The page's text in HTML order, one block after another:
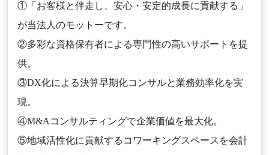
①「お客様と伴走し、安心・安定的成長に貢献する」
が当法人のモットーです。
②多彩な資格保有者による専門性の高いサポートを提
供。
③DX化による決算早期化コンサルと業務効率化を実
現。
④M&Aコンサルティングで企業価値を最大化。
⑤地域活性化に貢献するコワーキングスペースを会計